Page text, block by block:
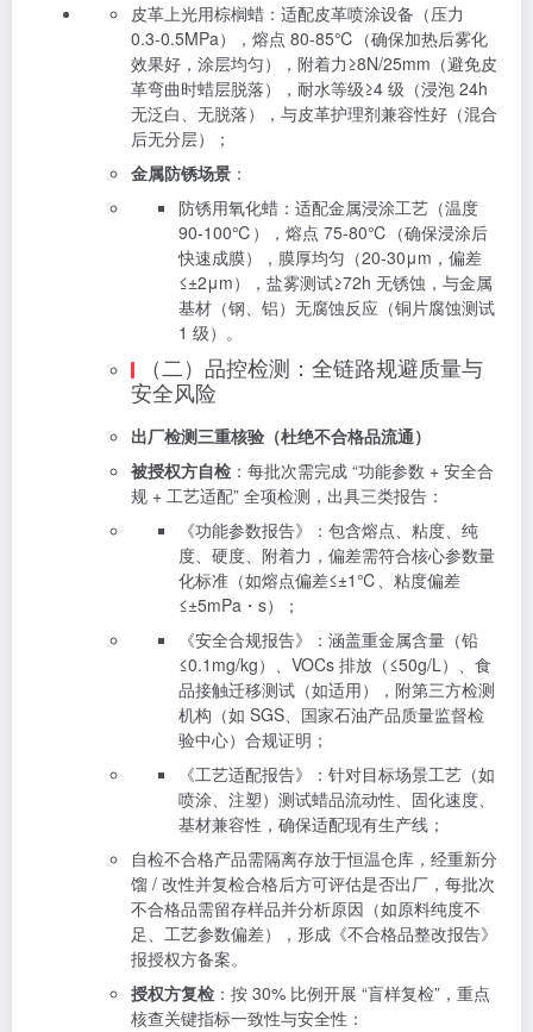
皮革上光用棕榈蜡：适配皮革喷涂设备（压力
0.3-0.5MPa），熔点 80-85℃（确保加热后雾化
效果好，涂层均匀），附着力≥8N/25mm（避免皮
革弯曲时蜡层脱落），耐水等级≥4 级（浸泡 24h
无泛白、无脱落），与皮革护理剂兼容性好（混合
后无分层）；
金属防锈场景 ：
防锈用氧化蜡：适配金属浸涂工艺（温度
90-100℃），熔点 75-80℃（确保浸涂后
快速成膜），膜厚均匀（20-30μm，偏差
≤±2μm），盐雾测试≥72h 无锈蚀，与金属
基材（钢、铝）无腐蚀反应（铜片腐蚀测试
1 级）。
（二）品控检测：全链路规避质量与
安全风险
出厂检测三重核验（杜绝不合格品流通）
被授权方自检 ：每批次需完成 “功能参数 + 安全合
规 + 工艺适配” 全项检测，出具三类报告：
《功能参数报告》：包含熔点、粘度、纯
度、硬度、附着力，偏差需符合核心参数量
化标准（如熔点偏差≤±1℃、粘度偏差
≤±5mPa・s）；
《安全合规报告》：涵盖重金属含量（铅
≤0.1mg/kg）、VOCs 排放（≤50g/L）、食
品接触迁移测试（如适用），附第三方检测
机构（如 SGS、国家石油产品质量监督检
验中心）合规证明；
《工艺适配报告》：针对目标场景工艺（如
喷涂、注塑）测试蜡品流动性、固化速度、
基材兼容性，确保适配现有生产线；
自检不合格产品需隔离存放于恒温仓库，经重新分
馏 / 改性并复检合格后方可评估是否出厂，每批次
不合格品需留存样品并分析原因（如原料纯度不
足、工艺参数偏差），形成《不合格品整改报告》
报授权方备案。
授权方复检 ：按 30% 比例开展 “盲样复检”，重点
核查关键指标一致性与安全性：